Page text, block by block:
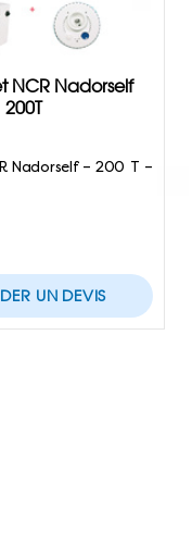
NCR Nadorself
200T
Nadorself – 200 T –
UN DEVIS